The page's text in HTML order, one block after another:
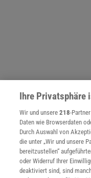
Für Sie im
Ihre Privatsphäre
Wir und unsere218-
Daten wie Browserdaten
Durch Auswahl von
die unter „Wir und unsere
bereitzustellen“
oder Widerruf Ihrer
deaktiviert sind, sind